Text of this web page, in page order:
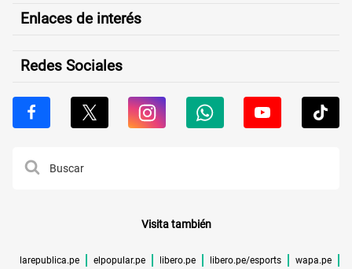
Enlaces de interés
Redes Sociales
Visita también
larepublica.pe elpopular.pe libero.pe libero.pe/esports wapa.pe